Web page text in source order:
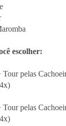
escolher:
pelas
pelas